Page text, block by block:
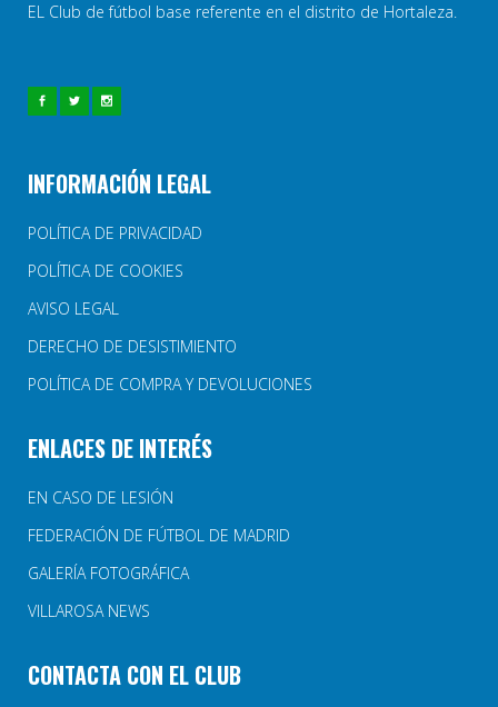
EL Club de fútbol base referente en el distrito de Hortaleza.
INFORMACIÓN LEGAL
POLÍTICA DE PRIVACIDAD
POLÍTICA DE COOKIES
AVISO LEGAL
DERECHO DE DESISTIMIENTO
POLÍTICA DE COMPRA Y DEVOLUCIONES
ENLACES DE INTERÉS
EN CASO DE LESIÓN
FEDERACIÓN DE FÚTBOL DE MADRID
GALERÍA FOTOGRÁFICA
VILLAROSA NEWS
CONTACTA CON EL CLUB